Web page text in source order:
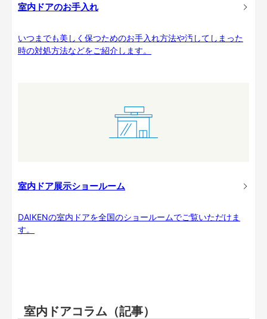
室内ドアのお手入れ
いつまでも美しく保つためのお手入れ方法や汚してしまった
時の対処方法などをご紹介します。
室内ドア展示ショールーム
DAIKENの室内ドアを全国のショールームでご覧いただけま
す。
室内ドアコラム（記事）